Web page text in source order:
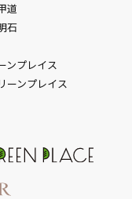
道
石
ンプレイス
ーンプレイス